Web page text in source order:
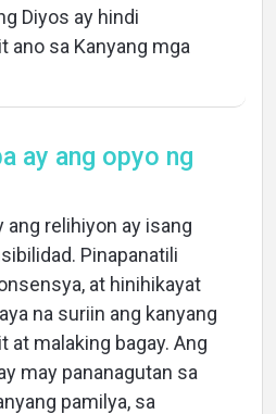
Diyos ay hindi
ano sa Kanyang mga
ay ang opyo ng
ang relihiyon ay isang
Pinapanatili
at hinihikayat
na suriin ang kanyang
at malaking bagay. Ang
may pananagutan sa
pamilya, sa